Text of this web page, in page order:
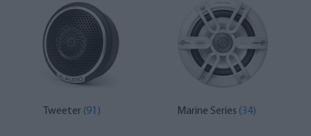
Tweeter (91) Marine Series (34)